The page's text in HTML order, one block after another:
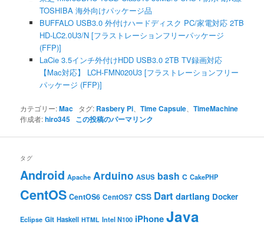
TOSHIBA 海外向けパッケージ品
BUFFALO USB3.0 外付けハードディスク PC/家電対応 2TB
HD-LC2.0U3/N [フラストレーションフリーパッケージ
(FFP)]
LaCie 3.5インチ外付けHDD USB3.0 2TB TV録画対応
【Mac対応】 LCH-FMN020U3 [フラストレーションフリー
パッケージ (FFP)]
カテゴリー:Mac タグ: Rasbery Pi 、Time Capsule 、TimeMachine
作成者:hiro345 この投稿のパーマリンク
タグ
Android Apache Arduino ASUS bash C CakePHP
CentOS CentOS6 CentOS7 CSS Dart dartlang Docker
Eclipse Git Haskell HTML Intel N100 iPhoneJava